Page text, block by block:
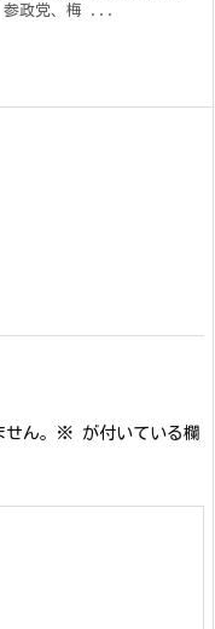
参政党、梅 ...
ん。 ※ が付いている欄